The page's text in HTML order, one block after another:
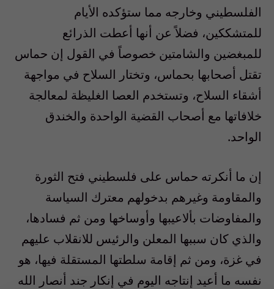
الفلسطيني وخارجه مما ستؤكده الأيام
للمتشككين، فضلاً عن أنها أعطت الذرائع
للمبغضين والشامتين خصوصاً في القول إن حماس
تقتل أصحابها بحماس، وتختار السلاح في مواجهة
أشقاء السلاح، وتستخدم العصا الغليظة لمعالجة
خلافاتها مع أصحاب القضية الواحدة والخندق
الواحد.
إن ما أنكرته حماس على فلسطيني فتح الثورة
والمقاومة وغيرهم بدخولهم معترك السياسة
والمفاوضات بألاعيبها وأوساخها ومن ثم فسادها،
والذي كان سببها المعلن والرئيس للانقلاب عليهم
في غزة، ومن ثم إقامة سلطتها المستقلة فيها، هو
نفسه ما أعيد إنتاجه اليوم في إنكار جند أنصار الله